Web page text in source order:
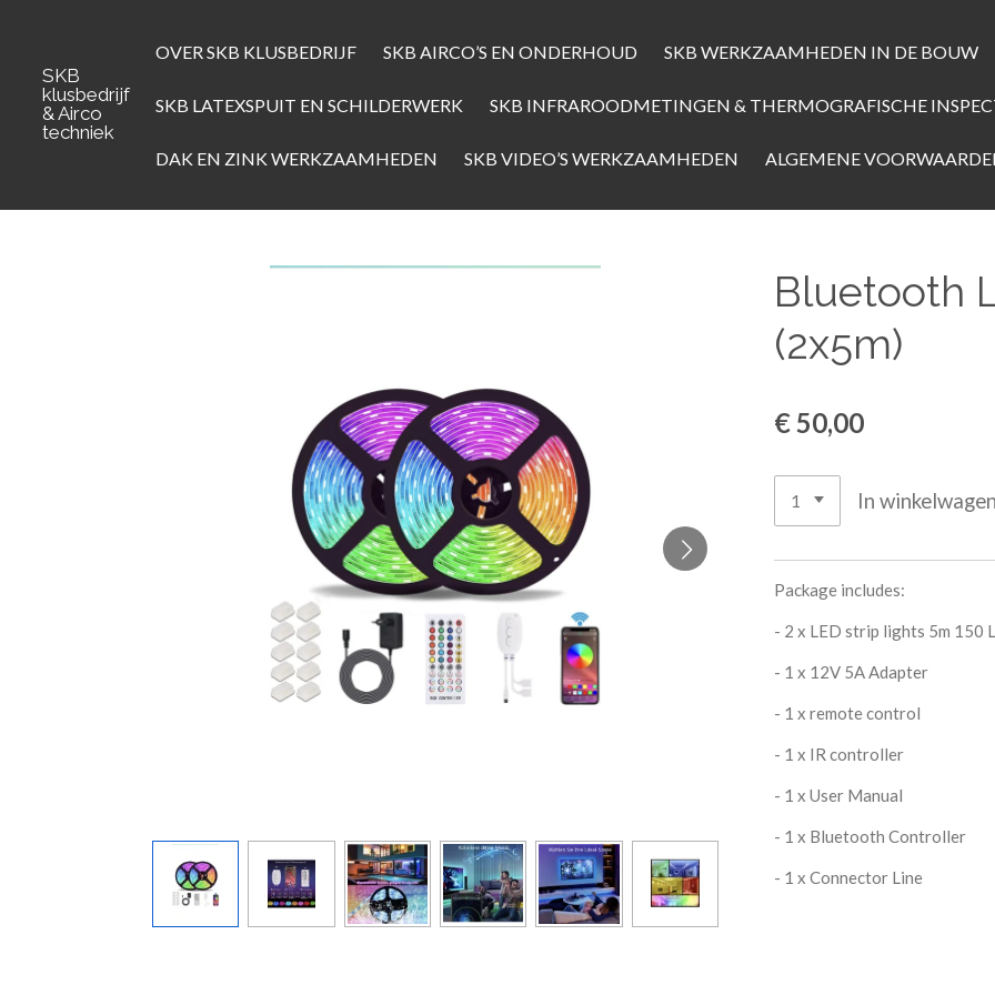
naar
hoofdinhoud
SKB
klusbedrijf
& Airco
techniek
OVER SKB KLUSBEDRIJF SKB AIRCO’S EN ONDERHOUD SKB WERKZAAMHEDEN IN DE BOUW
SKB LATEXSPUIT EN SCHILDERWERK SKB INFRAROODMETINGEN & THERMOGRAFISCHE
DAK EN ZINK WERKZAAMHEDEN SKB VIDEO’S WERKZAAMHEDEN ALGEMENE
Bluetooth
(2x5m)
€ 50,00
In winkelwagen
Package includes:
- 2 x LED strip lights 5m 150
- 1 x 12V 5A Adapter
- 1 x remote control
- 1 x IR controller
- 1 x User Manual
- 1 x Bluetooth Controller
- 1 x Connector Line